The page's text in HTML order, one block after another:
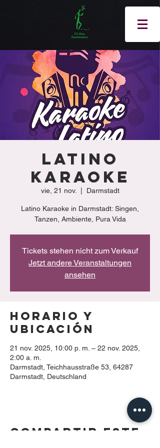
Latino
Karaoke
vie, 21 nov. Darmstadt
Latino Karaoke in Darmstadt: Singen,
Tanzen, Ambiente, Pura Vida
Tickets stehen nicht zum Verkauf
Jetzt andere Veranstaltungen
ansehen
Horario y
ubicación
21 nov. 2025, 10:00 p. m. – 22 nov. 2025,
2:00 a. m.
Darmstadt, Teichhausstraße 53, 64287
Darmstadt, Deutschland
Compartir este